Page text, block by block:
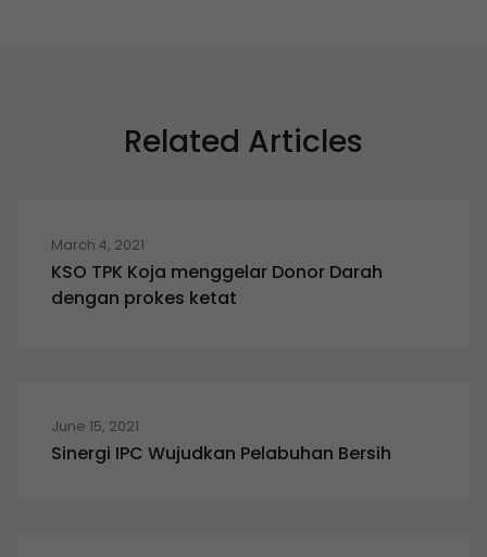
Related Articles
March 4, 2021
KSO TPK Koja menggelar Donor Darah
dengan prokes ketat
June 15, 2021
Sinergi IPC Wujudkan Pelabuhan Bersih